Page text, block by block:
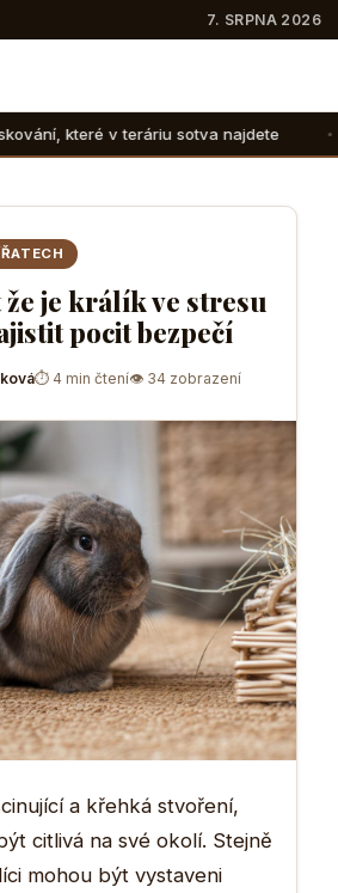
7. SRPNA 2026
najdete Suchozemské
že je králík ve stresu
pocit bezpečí
⏱ 4 min čtení👁 34 zobrazení
a křehká stvoření,
citlivá na své okolí. Stejně
mohou být vystaveni